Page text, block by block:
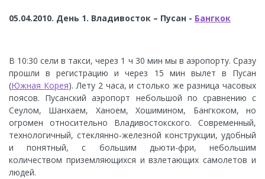
05.04.2010. День 1. Владивосток – Пусан - Бангкок
В 10:30 сели в такси, через 1 ч 30 мин мы в аэропорту. Сразу
прошли в регистрацию и через 15 мин вылет в Пусан
(Южная Корея). Лету 2 часа, и столько же разница часовых
поясов. Пусанский аэропорт небольшой по сравнению с
Сеулом, Шанхаем, Ханоем, Хошимином, Бангкоком, но
огромен относительно Владивостокского. Современный,
технологичный, стеклянно-железной конструкции, удобный
и понятный, с большим дьюти-фри, небольшим
количеством приземляющихся и взлетающих самолетов и
людей.